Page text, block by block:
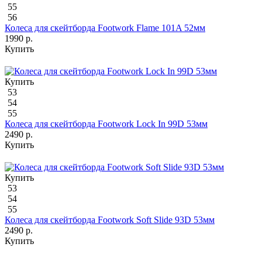
55
56
Колеса для скейтборда Footwork Flame 101A 52мм
1990 р.
Купить
Купить
53
54
55
Колеса для скейтборда Footwork Lock In 99D 53мм
2490 р.
Купить
Купить
53
54
55
Колеса для скейтборда Footwork Soft Slide 93D 53мм
2490 р.
Купить